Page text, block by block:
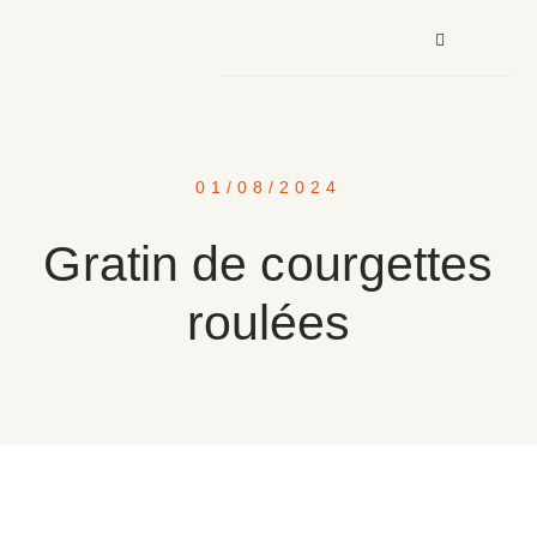
01/08/2024
Gratin de courgettes
roulées